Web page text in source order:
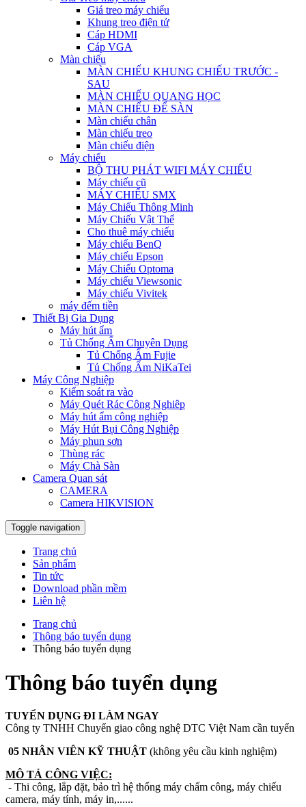
Giá treo máy chiếu
Khung treo điện tử
Cáp HDMI
Cáp VGA
Màn chiếu
MÀN CHIẾU KHUNG CHIẾU TRƯỚC -
SAU
MÀN CHIẾU QUANG HỌC
MÀN CHIẾU ĐỂ SÀN
Màn chiếu chân
Màn chiếu treo
Màn chiếu điện
Máy chiếu
BỘ THU PHÁT WIFI MÁY CHIẾU
Máy chiếu cũ
MÁY CHIẾU SMX
Máy Chiếu Thông Minh
Máy Chiếu Vật Thể
Cho thuê máy chiếu
Máy chiếu BenQ
Máy chiếu Epson
Máy Chiếu Optoma
Máy chiếu Viewsonic
Máy chiếu Vivitek
máy đếm tiền
Thiết Bị Gia Dụng
Máy hút ẩm
Tủ Chống Ẩm Chuyên Dụng
Tủ Chống Ẩm Fujie
Tủ Chống Ẩm NiKaTei
Máy Công Nghiệp
Kiểm soát ra vào
Máy Quét Rác Công Nghiêp
Máy hút ẩm công nghiệp
Máy Hút Bụi Công Nghiệp
Máy phun sơn
Thùng rác
Máy Chà Sàn
Camera Quan sát
CAMERA
Camera HIKVISION
Toggle navigation
Trang chủ
Sản phẩm
Tin tức
Download phần mềm
Liên hệ
Trang chủ
Thông báo tuyển dụng
Thông báo tuyển dụng
Thông báo tuyển dụng
TUYỂN DỤNG ĐI LÀM NGAY
Công ty TNHH Chuyển giao công nghệ DTC Việt Nam cần tuyển
05 NHÂN VIÊN KỸ THUẬT (không yêu cầu kinh nghiệm)
MÔ TẢ CÔNG VIỆC:
- Thi công, lắp đặt, bảo trì hệ thống máy chấm công, máy chiếu
camera, máy tính, máy in,......